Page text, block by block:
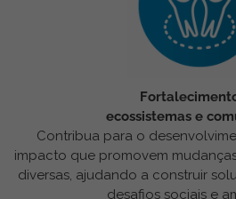
ecossistemas e
Contribua para o
impacto que promovem
diversas, ajudando a construir
desafios sociais e